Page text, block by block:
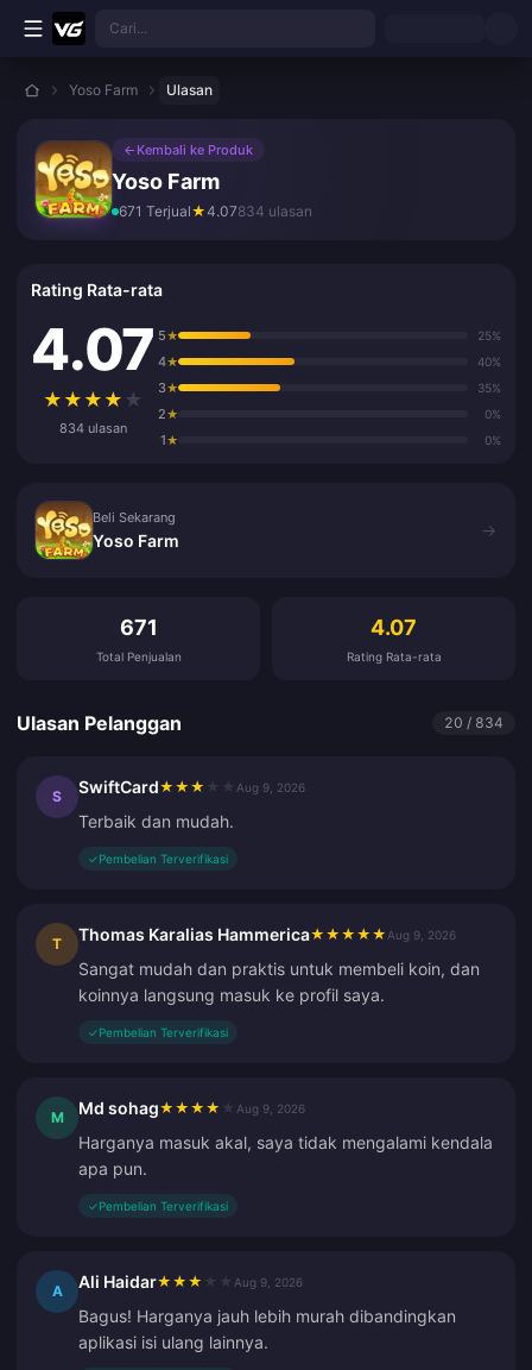
Lewati ke konten utama
Cari...
Yoso Farm Ulasan
← Kembali ke Produk
Yoso Farm
671 Terjual★4.07834 ulasan
Rating Rata-rata
4.07
★ ★ ★ ★ ★
834 ulasan
5★ 25%
4★ 40%
3★ 35%
2★ 0%
1★ 0%
Beli Sekarang
Yoso Farm
→
671
Total Penjualan
4.07
Rating Rata-rata
Ulasan Pelanggan 20 / 834
S SwiftCard★ ★ ★ Aug 9, 2026
Terbaik dan mudah.
✓Pembelian Terverifikasi
T Thomas Karalias Hammerica★ ★ ★ ★ ★ Aug 9, 2026
Sangat mudah dan praktis untuk membeli koin, dan
koinnya langsung masuk ke profil saya.
✓Pembelian Terverifikasi
M Md sohag★ ★ ★ ★ Aug 9, 2026
Harganya masuk akal, saya tidak mengalami kendala
apa pun.
✓Pembelian Terverifikasi
A Ali Haidar★ ★ ★ Aug 9, 2026
Bagus! Harganya jauh lebih murah dibandingkan
aplikasi isi ulang lainnya.